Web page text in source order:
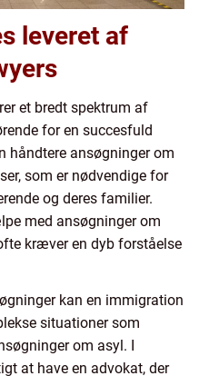
leveret af
et bredt spektrum af
for en succesfuld
håndtere ansøgninger om
som er nødvendige for
og deres familier.
med ansøgninger om
kræver en dyb forståelse
kan en immigration
situationer som
om asyl. I
at have en advokat, der